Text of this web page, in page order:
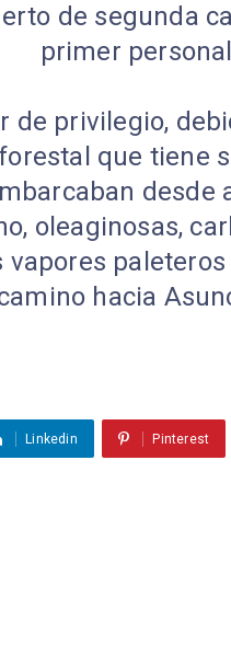
de segunda
primer
de privilegio,
que tiene
desde
oleaginosas,
hacia
Linkedin Pinterest